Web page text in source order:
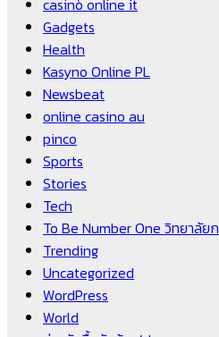
casinò online it
Gadgets
Health
Kasyno Online PL
Newsbeat
online casino au
pinco
Sports
Stories
Tech
To Be Number One วิทยาลั
Trending
Uncategorized
WordPress
World